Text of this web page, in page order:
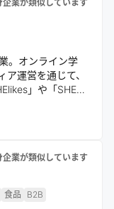
業が類似しています
。オンライン学
運営を通じて、
」や「SHE
学びと働きの循
援する。
業が類似しています
食品 B2B